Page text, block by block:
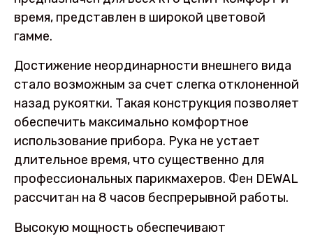
время, представлен в широкой цветовой
гамме.
Достижение неординарности внешнего вида
стало возможным за счет слегка отклоненной
назад рукоятки. Такая конструкция позволяет
обеспечить максимально комфортное
использование прибора. Рука не устает
длительное время, что существенно для
профессиональных парикмахеров. Фен DEWAL
рассчитан на 8 часов беспрерывной работы.
Высокую мощность обеспечивают